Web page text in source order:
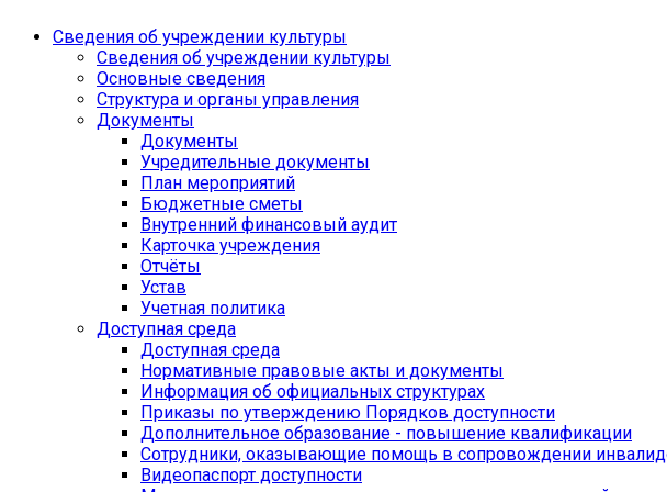
Сведения об учреждении культуры
Сведения об учреждении культуры
Основные сведения
Структура и органы управления
Документы
Документы
Учредительные документы
План мероприятий
Бюджетные сметы
Внутренний финансовый аудит
Карточка учреждения
Отчёты
Устав
Учетная политика
Доступная среда
Доступная среда
Нормативные правовые акты и документы
Информация об официальных структурах
Приказы по утверждению Порядков доступности
Дополнительное образование - повышение квалификации
Сотрудники, оказывающие помощь в сопровождении
Видеопаспорт доступности